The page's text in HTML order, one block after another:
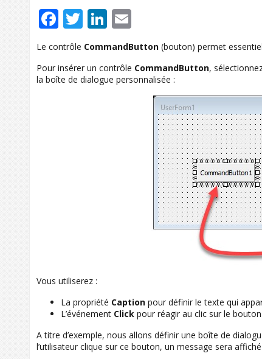
Facebook
TwitterLinkedIn
Le contrôle CommandButton (bouton) permet
Pour insérer un contrôle CommandButton,
la boîte de dialogue personnalisée :
Vous utiliserez :
La propriété Caption pour définir le texte qui
L’événement Click pour réagir au clic sur le bouton.
A titre d’exemple, nous allons définir une boîte de
l’utilisateur clique sur ce bouton, un message sera